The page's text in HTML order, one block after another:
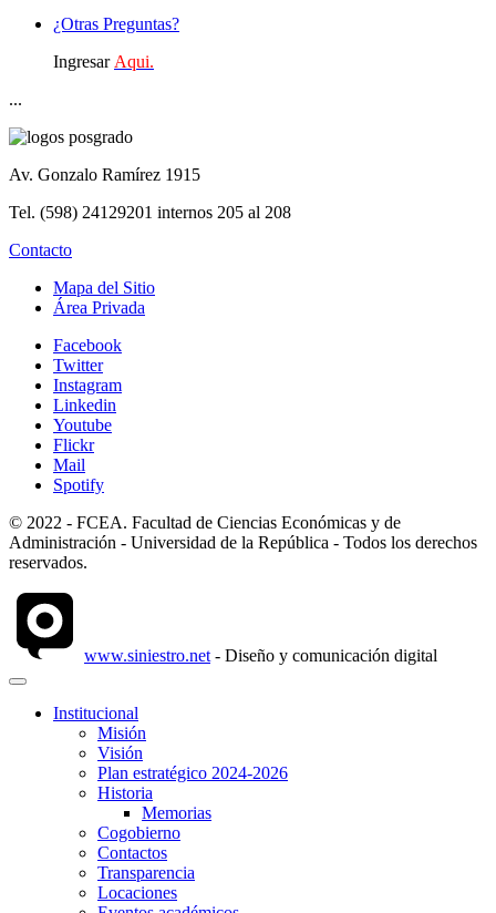
¿Otras Preguntas?
Ingresar Aqui.
...
Av. Gonzalo Ramírez 1915
Tel. (598) 24129201 internos 205 al 208
Contacto
Mapa del Sitio
Área Privada
Facebook
Twitter
Instagram
Linkedin
Youtube
Flickr
Mail
Spotify
© 2022 - FCEA. Facultad de Ciencias Económicas y de
Administración - Universidad de la República - Todos los derechos
reservados.
www.siniestro.net - Diseño y comunicación digital
Institucional
Misión
Visión
Plan estratégico 2024-2026
Historia
Memorias
Cogobierno
Contactos
Transparencia
Locaciones